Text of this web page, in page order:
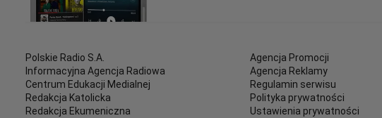
Polskie Radio S.A.
Informacyjna Agencja Radiowa
Centrum Edukacji Medialnej
Redakcja Katolicka
Redakcja Ekumeniczna
Agencja Promocji
Agencja Reklamy
Regulamin serwisu
Polityka prywatności
Ustawienia prywatności